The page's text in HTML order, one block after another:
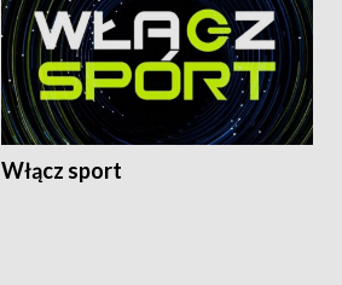
Włącz sport